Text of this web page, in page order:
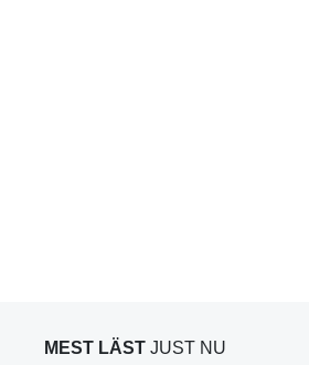
MEST LÄST JUST NU